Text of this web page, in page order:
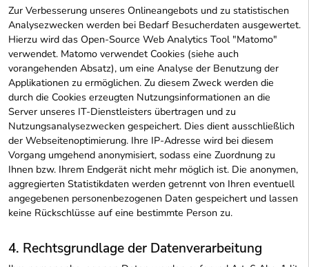
Zur Verbesserung unseres Onlineangebots und zu statistischen
Analysezwecken werden bei Bedarf Besucherdaten ausgewertet.
Hierzu wird das Open-Source Web Analytics Tool "Matomo"
verwendet. Matomo verwendet Cookies (siehe auch
vorangehenden Absatz), um eine Analyse der Benutzung der
Applikationen zu ermöglichen. Zu diesem Zweck werden die
durch die Cookies erzeugten Nutzungsinformationen an die
Server unseres IT-Dienstleisters übertragen und zu
Nutzungsanalysezwecken gespeichert. Dies dient ausschließlich
der Webseitenoptimierung. Ihre IP-Adresse wird bei diesem
Vorgang umgehend anonymisiert, sodass eine Zuordnung zu
Ihnen bzw. Ihrem Endgerät nicht mehr möglich ist. Die anonymen,
aggregierten Statistikdaten werden getrennt von Ihren eventuell
angegebenen personenbezogenen Daten gespeichert und lassen
keine Rückschlüsse auf eine bestimmte Person zu.
4. Rechtsgrundlage der Datenverarbeitung